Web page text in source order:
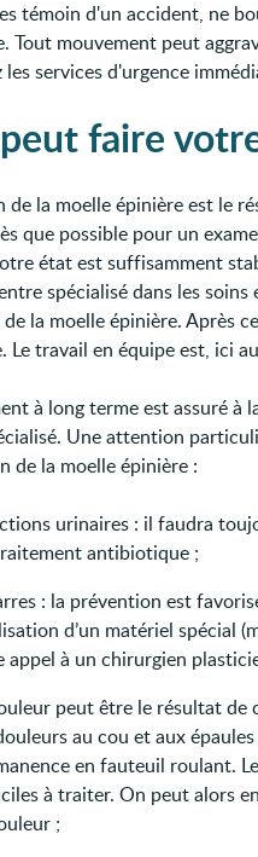
témoin d'un accident, ne
Tout mouvement peut
les services d'urgence
faire
de la moelle épinière est le
que possible pour un
état est suffisamment
spécialisé dans les
de la moelle épinière. Après
Le travail en équipe est, ici
à long terme est assuré à
Une attention
de la moelle épinière :
urinaires : il faudra
antibiotique ;
: la prévention est
d’un matériel spécial
appel à un chirurgien
peut être le résultat de
au cou et aux
en fauteuil roulant.
à traiter. On peut alors
;